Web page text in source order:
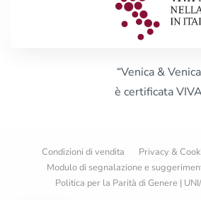
“Venica & Venica
è certificata
Condizioni di vendita Privacy &
Modulo di segnalazione e
Politica per la Parità di Genere |